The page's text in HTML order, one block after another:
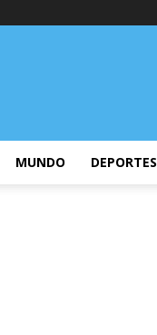
MUNDO DEPORTES